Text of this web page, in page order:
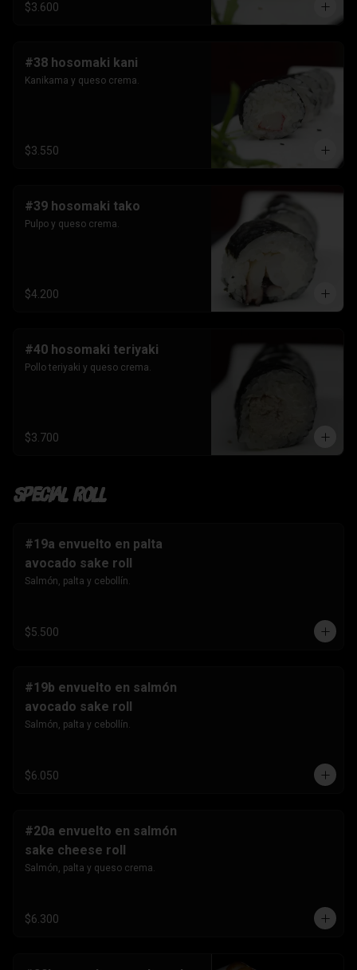
$3.600
#38 hosomaki kani
Kanikama y queso crema.
$3.550
#39 hosomaki tako
Pulpo y queso crema.
$4.200
#40 hosomaki teriyaki
Pollo teriyaki y queso crema.
$3.700
Special Roll
#19a envuelto en palta
avocado sake roll
Salmón, palta y cebollín.
$5.500
#19b envuelto en salmón
avocado sake roll
Salmón, palta y cebollín.
$6.050
#20a envuelto en salmón
sake cheese roll
Salmón, palta y queso crema.
$6.300